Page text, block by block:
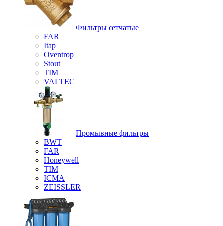
Фильтры сетчатые
FAR
Itap
Oventrop
Stout
TIM
VALTEC
Промывные фильтры
BWT
FAR
Honeywell
TIM
ICMA
ZEISSLER